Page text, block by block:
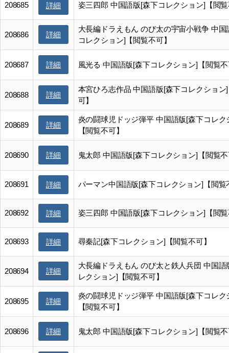
208685 詳細 姿三四郎 中国語版[森下コレクション]【閲
208686 詳細
大長編ドラえもん のび太の宇宙小戦争 中国
コレクション]【閲覧不可】
208687 詳細 風光る 中国語版[森下コレクション]【閲覧
208688 詳細
本宮ひろ志作品 中国語版[森下コレクション
可】
208689 詳細
炎の闘球児ドッジ弾平 中国語版[森下コレク
【閲覧不可】
208690 詳細 鬼太郎 中国語版[森下コレクション]【閲覧
208691 詳細 パーマン中国語版[森下コレクション]【閲覧
208692 詳細 姿三四郎 中国語版[森下コレクション]【閲
208693 詳細 尋秦記[森下コレクション]【閲覧不可】
208694 詳細
大長編ドラえもん のび太と鉄人兵団 中国語
レクション]【閲覧不可】
208695 詳細
炎の闘球児ドッジ弾平 中国語版[森下コレク
【閲覧不可】
208696 詳細 鬼太郎 中国語版[森下コレクション]【閲覧